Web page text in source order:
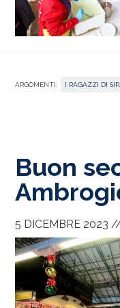
ARGOMENTI: I RAGAZZI DI
Buon
5 DICEMBRE 2023